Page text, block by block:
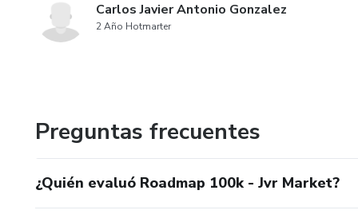
Carlos Javier Antonio Gonzalez
2 Año Hotmarter
Preguntas frecuentes
¿Quién evaluó Roadmap 100k - Jvr Market?